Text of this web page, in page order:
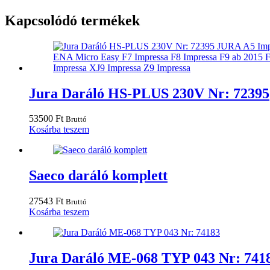
Kapcsolódó termékek
Jura Daráló HS-PLUS 230V Nr: 72395
53500 Ft Bruttó
Kosárba teszem
Saeco daráló komplett
27543 Ft Bruttó
Kosárba teszem
Jura Daráló ME-068 TYP 043 Nr: